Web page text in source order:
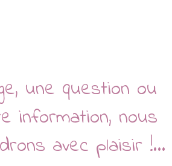
une question ou
information, nous
avec plaisir !…